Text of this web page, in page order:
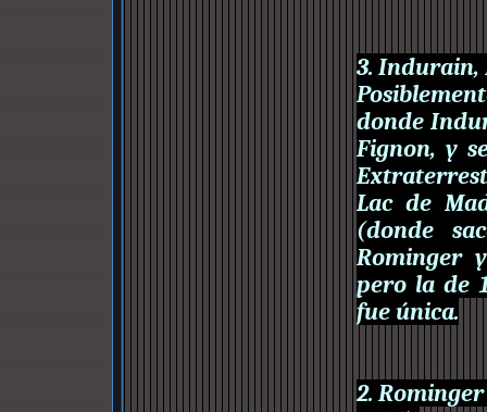
3. Indurain,
donde
Fignon, y
Lac de
(donde
Rominger
pero la de
fue única.
2.